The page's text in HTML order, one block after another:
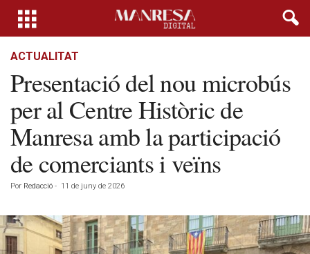
ACTUALITAT
Presentació del nou microbús
per al Centre Històric de
Manresa amb la participació
de comerciants i veïns
Por Redacció - 11 de juny de 2026